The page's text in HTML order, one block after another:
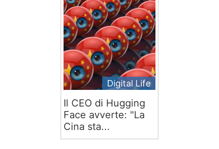
Digital Life
Il CEO di Hugging
Face avverte: "La
Cina sta...